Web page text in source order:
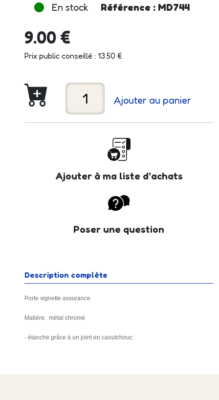
En stock Référence : MD744
9.00 €
Prix public conseillé : 13.50 €
Ajouter au panier
Ajouter à ma liste d'achats
Poser une question
Description complète
Porte vignette assurance
Matiére: métal chromé
- étanche grâce à un joint en caoutchouc.